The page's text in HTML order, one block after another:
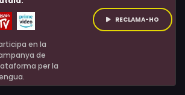
no tornen a veure's. Hauran d'esperar
en la qual la Carrie li presenta al
en la
de
per la
RECLAMA-HO